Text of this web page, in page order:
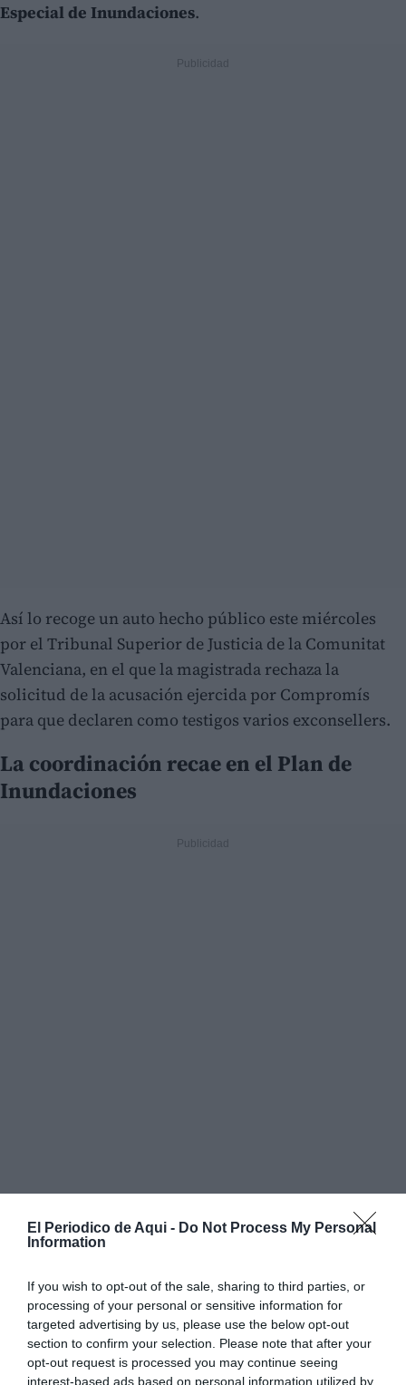
El Periodico de Aqui - Do Not Process My Personal
Information
If you wish to opt-out of the sale, sharing to third parties, or
processing of your personal or sensitive information for
targeted advertising by us, please use the below opt-out
section to confirm your selection. Please note that after your
opt-out request is processed you may continue seeing
interest-based ads based on personal information utilized by
Especial de Inundaciones.
Así lo recoge un auto hecho público este miércoles
por el Tribunal Superior de Justicia de la Comunitat
Valenciana, en el que la magistrada rechaza la
solicitud de la acusación ejercida por Compromís
para que declaren como testigos varios exconsellers.
La coordinación recae en el Plan de
Inundaciones